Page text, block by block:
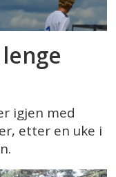
igjen med
etter en uke i